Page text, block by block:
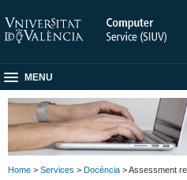
MENU
Home > Services > Docència > Assessment